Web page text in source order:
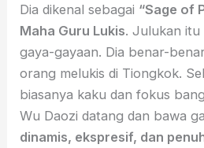
Dia dikenal sebagai “Sage of
Maha Guru Lukis. Julukan
gaya-gayaan. Dia benar-
orang melukis di Tiongkok.
biasanya kaku dan fokus
Wu Daozi datang dan bawa
dinamis, ekspresif, dan